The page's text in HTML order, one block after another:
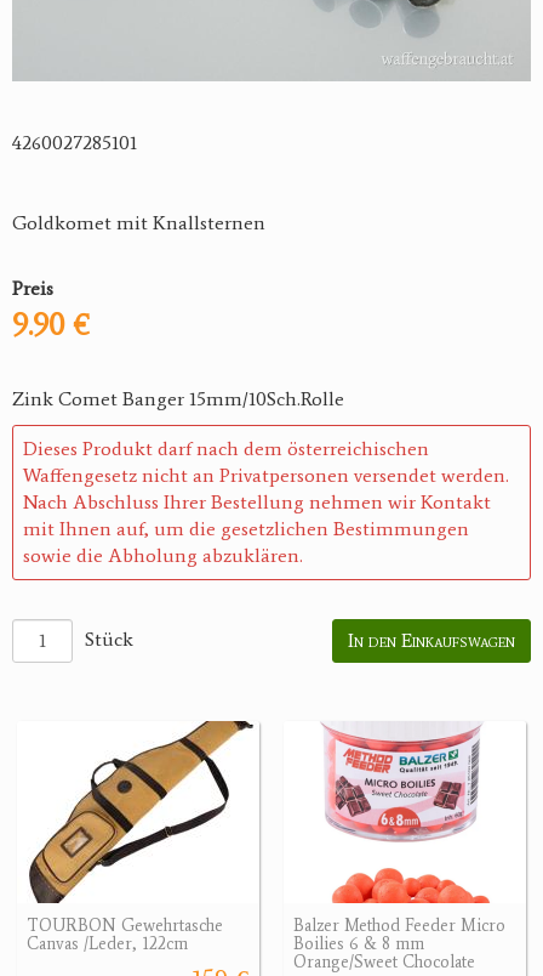
4260027285101
Goldkomet mit Knallsternen
Preis
9.90 €
Zink Comet Banger 15mm/10Sch.Rolle
Dieses Produkt darf nach dem österreichischen
Waffengesetz nicht an Privatpersonen versendet werden.
Nach Abschluss Ihrer Bestellung nehmen wir Kontakt
mit Ihnen auf, um die gesetzlichen Bestimmungen
sowie die Abholung abzuklären.
Stück In den Einkaufswagen
TOURBON Gewehrtasche
Canvas /Leder, 122cm
Balzer Method Feeder Micro
Boilies 6 & 8 mm
Orange/Sweet Chocolate